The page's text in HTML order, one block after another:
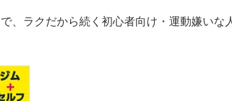
、ラクだから続く初心者向け・運動嫌いな